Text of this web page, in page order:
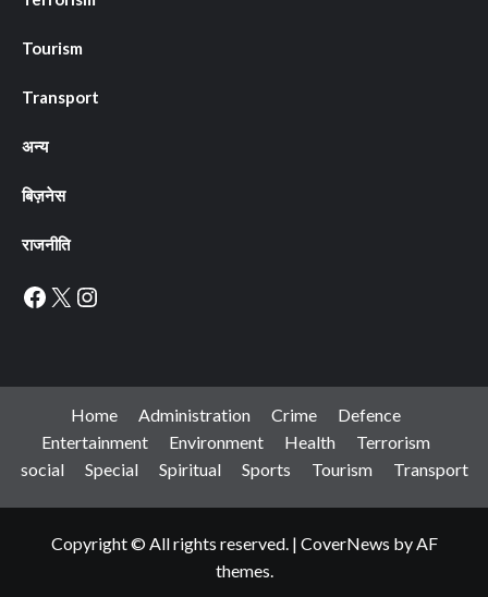
Tourism
Transport
अन्य
बिज़नेस
राजनीति
Facebook
X Instagram
Home Administration Crime
Defence
Entertainment
Environment Health
Terrorism
social
Special Spiritual Sports Tourism Transport
Copyright © All rights reserved. | CoverNews by AF
themes.